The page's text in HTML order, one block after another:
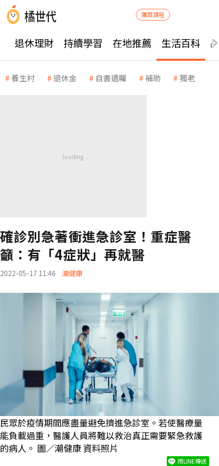
購買課程
退休理財 持續學習 在地推薦 生活百科
養生村 退休金 自書遺囑 補助 獨老
確診別急著衝進急診室！重症醫
籲：有「4症狀」再就醫
2022-05-17 11:46 潮健康
民眾於疫情期間應盡量避免擠進急診室。若使醫療量
能負載過重，醫護人員將難以救治真正需要緊急救護
的病人。 圖／潮健康 資料照片
用LINE傳送